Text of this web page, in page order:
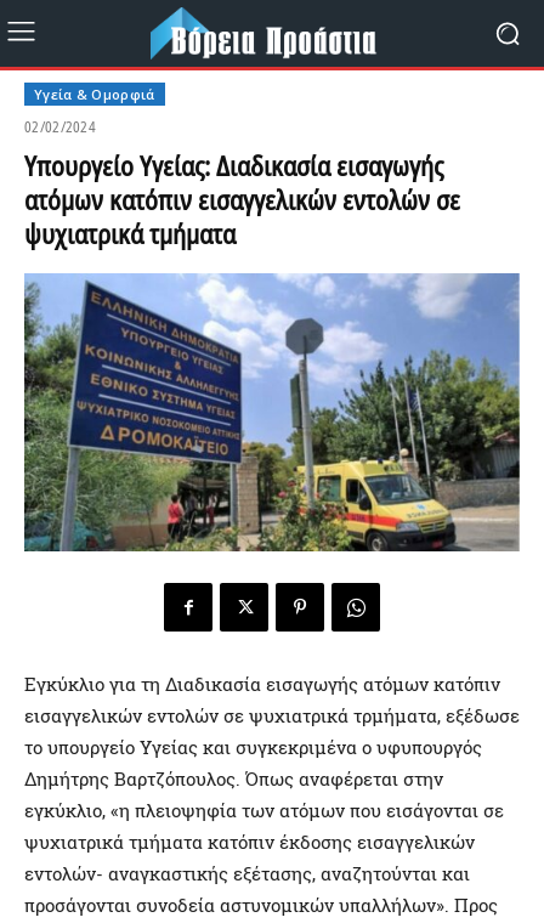
Υγεία & Ομορφιά
02/02/2024
Υπουργείο Υγείας: Διαδικασία εισαγωγής
ατόμων κατόπιν εισαγγελικών εντολών σε
ψυχιατρικά τμήματα
Εγκύκλιο για τη Διαδικασία εισαγωγής ατόμων κατόπιν
εισαγγελικών εντολών σε ψυχιατρικά τρμήματα, εξέδωσε
το υπουργείο Υγείας και συγκεκριμένα ο υφυπουργός
Δημήτρης Βαρτζόπουλος. Όπως αναφέρεται στην
εγκύκλιο, «η πλειοψηφία των ατόμων που εισάγονται σε
ψυχιατρικά τμήματα κατόπιν έκδοσης εισαγγελικών
εντολών- αναγκαστικής εξέτασης, αναζητούνται και
προσάγονται συνοδεία αστυνομικών υπαλλήλων». Προς